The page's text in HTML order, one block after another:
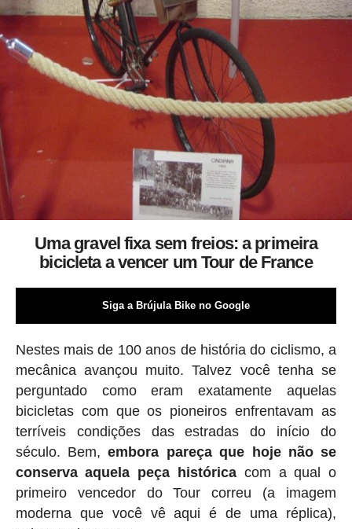
Uma gravel fixa sem freios: a primeira
bicicleta a vencer um Tour de France
Siga a Brújula Bike no Google
Nestes mais de 100 anos de história do ciclismo, a
mecânica avançou muito. Talvez você tenha se
perguntado como eram exatamente aquelas
bicicletas com que os pioneiros enfrentavam as
terríveis condições das estradas do início do
século. Bem,embora pareça que hoje não se
conserva aquela peça histórica com a qual o
primeiro vencedor do Tour correu (a imagem
moderna que você vê aqui é de uma réplica),